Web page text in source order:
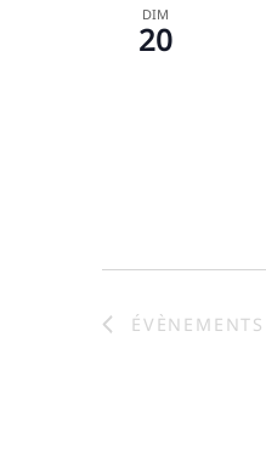
DIM
20
ÉVÈNEMENTS